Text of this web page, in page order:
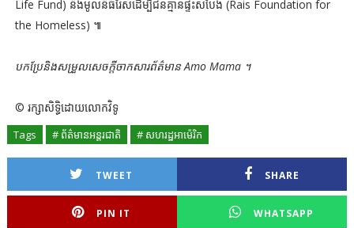
Life Fund) និងមូលនិធិរ៉ៃស៍ដើម្បីជនគ្មានផ្ទះសំបែង (Rais Foundation for
the Homeless) ៕
បកប្រែនិងសម្រួលសេចក្តីចាកសារព័ត៌មាន Amo Mama ។
© រក្សាសិទ្ធិដោយលោកវិទូ
Tags # ព័ត៌មានអន្តរជាតិ # សហរដ្ឋអាម៉េរិក
TWEET SHARE
PIN IT WHATSAPP